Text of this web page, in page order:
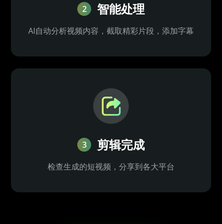
2 智能处理
AI自动分析视频内容，截取精彩片段，添加字幕
3 剪辑完成
检查生成的短视频，分享到各大平台